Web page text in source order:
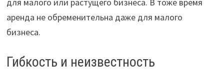
для малого или растущего бизнеса. В тоже время
аренда не обременительна даже для малого
бизнеса.
Гибкость и неизвестность